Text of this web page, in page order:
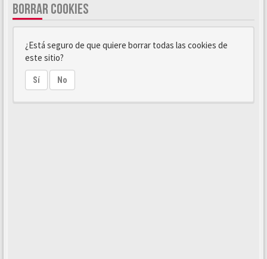
BORRAR COOKIES
¿Está seguro de que quiere borrar todas las cookies de
este sitio?
Sí No